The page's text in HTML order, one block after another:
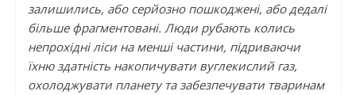
залишились, або серйозно пошкоджені, або дедалі
більше фрагментовані. Люди рубають колись
непрохідні ліси на менші частини, підриваючи
їхню здатність накопичувати вуглекислий газ,
охолоджувати планету та забезпечувати тваринам